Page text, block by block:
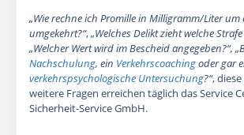
„Wie rechne ich Promille in Milligramm/Liter um
umgekehrt?“,„Welches Delikt zieht welche
„Welcher Wert wird im Bescheid angegeben?“,
Nachschulung, ein Verkehrscoachingoder gar
verkehrspsychologische Untersuchung?“,
weitere Fragen erreichen täglich das Service
Sicherheit-Service GmbH.